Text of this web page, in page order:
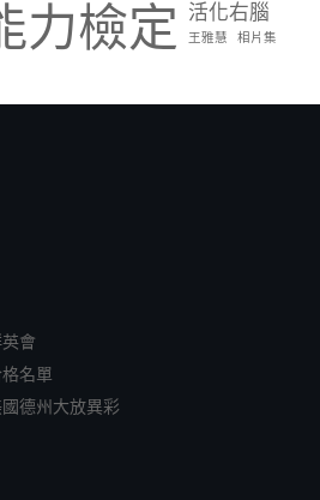
力檢定 活化右腦
王雅慧 相片集
會
名單
德州大放異彩